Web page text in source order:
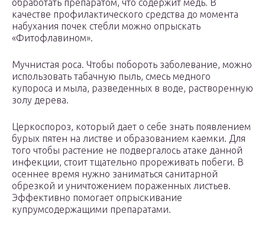
обработать препаратом, что содержит медь. В
качестве профилактического средства до момента
набухания почек стебли можно опрыскать
«Фитофлавином».
Мучнистая роса. Чтобы побороть заболевание, можно
использовать табачную пыль, смесь медного
купороса и мыла, разведенных в воде, растворенную
золу дерева.
Церкоспороз, который дает о себе знать появлением
бурых пятен на листве и образованием каемки. Для
того чтобы растение не подвергалось атаке данной
инфекции, стоит тщательно прореживать побеги. В
осеннее время нужно заниматься санитарной
обрезкой и уничтожением пораженных листьев.
Эффективно помогает опрыскивание
купрумсодержащими препаратами.